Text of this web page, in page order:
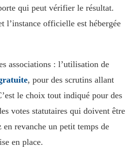
qui peut vérifier le résultat.
l’instance officielle est hébergée
associations : l’utilisation de
, pour des scrutins allant
le choix tout indiqué pour des
votes statutaires qui doivent être
revanche un petit temps de
en place.